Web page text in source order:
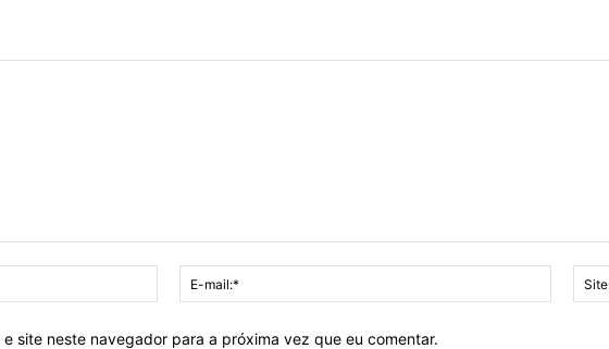
Nome:*
mail:*
e site neste navegador para a próxima vez que eu comentar.